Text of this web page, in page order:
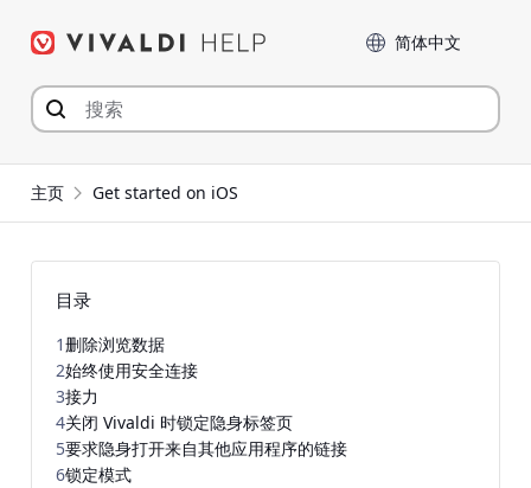
Language
主页 Get started on iOS
目录
1删除浏览数据
2始终使用安全连接
3接力
4关闭 Vivaldi 时锁定隐身标签页
5要求隐身打开来自其他应用程序的链接
6锁定模式